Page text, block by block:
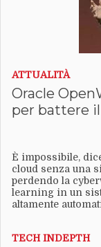
ATTUALITÀ
Oracle
per battere
È impossibile,
cloud senza una
perdendo la
learning in un
altamente
TECH INDEPTH